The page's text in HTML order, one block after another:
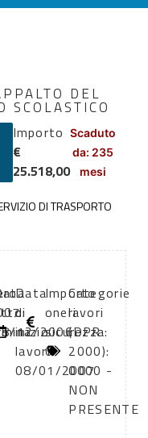
DEL
SCOLASTICO
Importo
€
25.518,00
Scaduto
da: 235
mesi
DI TRASPORTO
12/2006
Data
di
inizio
lavori:
08/01/2007
Importo
oneri
sicurezza:
0
Categorie
lavori
(DPR
2000):
0000 -
NON
PRESENTE